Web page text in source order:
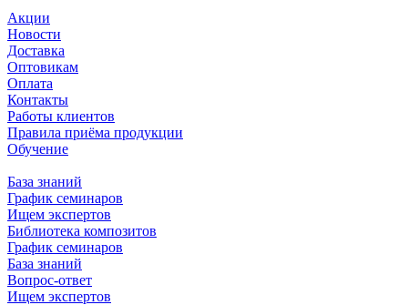
Акции
Новости
Доставка
Оптовикам
Оплата
Контакты
Работы клиентов
Правила приёма продукции
Обучение
База знаний
График семинаров
Ищем экспертов
Библиотека композитов
График семинаров
База знаний
Вопрос-ответ
Ищем экспертов